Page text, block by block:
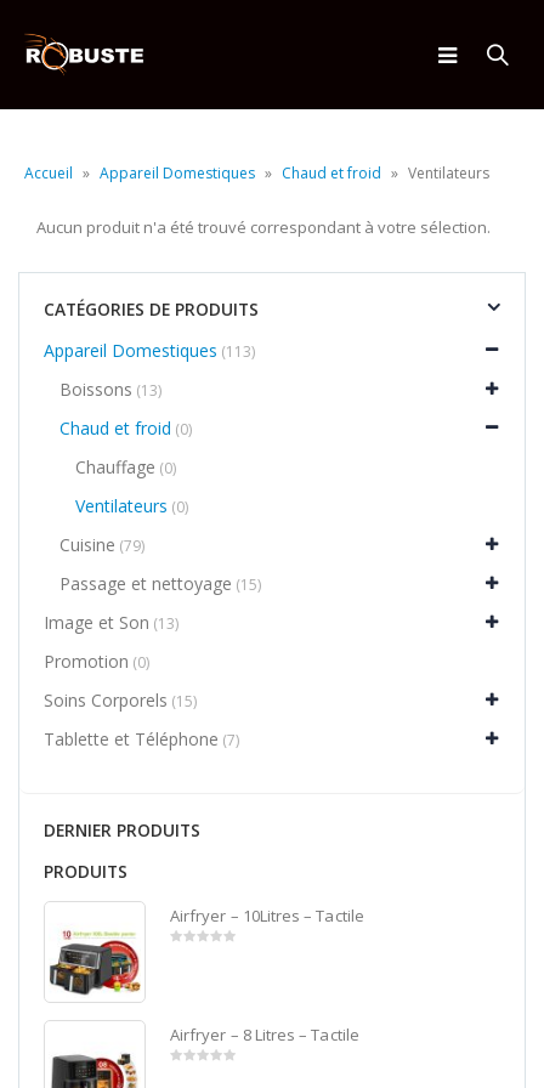
Accueil » Appareil Domestiques » Chaud et froid » Ventilateurs
Aucun produit n'a été trouvé correspondant à votre sélection.
CATÉGORIES DE PRODUITS
Appareil Domestiques (113)
Boissons (13)
Chaud et froid (0)
Chauffage (0)
Ventilateurs (0)
Cuisine (79)
Passage et nettoyage (15)
Image et Son (13)
Promotion (0)
Soins Corporels (15)
Tablette et Téléphone (7)
DERNIER PRODUITS
PRODUITS
Airfryer – 10Litres – Tactile
Airfryer – 8 Litres – Tactile